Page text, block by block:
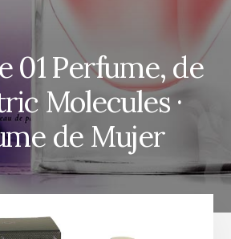
01 Perfume, de
Molecules ·
de Mujer